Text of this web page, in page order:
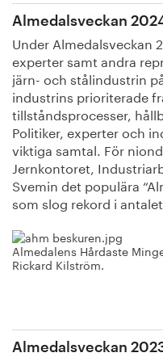
Almedalsveckan
Under Almedalsveckan
expertersamt andra
järn- och stålindustrin
industrins prioriterade
tillståndsprocesser,
Politiker, experter och
viktiga samtal. För
Jernkontoret,
Svemin det populära “
som slog rekord i
Almedalens Hårdaste
Rickard Kilström.
Almedalsveckan